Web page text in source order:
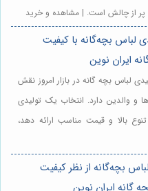
پر از چالش است. | مشاهده و خرید
لباس بچه‌گانه با کیفیت
ایران نوین
لباس بچه گانه در بازار امروز نقش
و والدین دارد. انتخاب یک تولیدی
بالا و قیمت مناسب ارائه دهد،
بچه‌گانه از نظر کیفیت
گانه ایران نوین